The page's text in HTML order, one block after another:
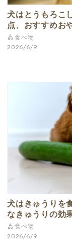
犬はとうもろこ
点、おすすめお
食べ物
2026/6/9
犬はきゅうりを
なきゅうりの効
食べ物
2026/6/9